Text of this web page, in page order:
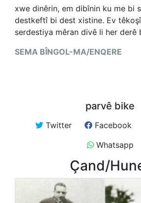
xwe dinêrin, em dibînin ku me bi
destkeftî bi dest xistine. Ev
serdestiya mêran divê li her derê
SEMA BÎNGOL-MA/ENQERE
parvê bike
Twitter Facebook
Whatsapp
Çand/